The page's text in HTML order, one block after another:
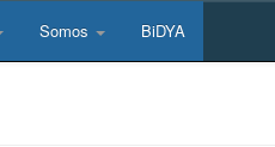
Somos BiDYA